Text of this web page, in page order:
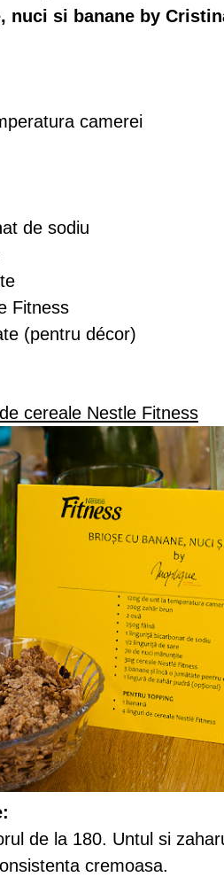
nuci si banane by
camerei
de sodiu
Fitness
(pentru décor)
cereale Nestle Fitness
de la 180. Untul si
cremoasa.